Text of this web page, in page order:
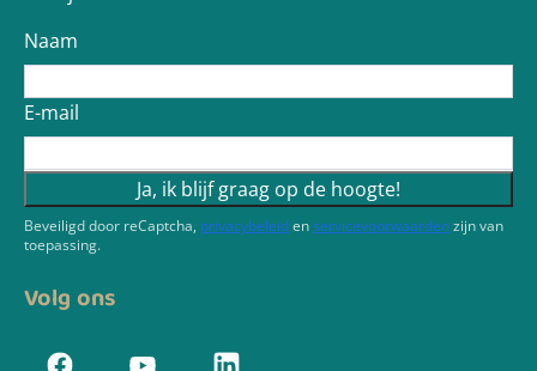
Naam
E-mail
Ja, ik blijf graag op de hoogte!
Beveiligd door reCaptcha, privacybeleidenservicevoorwaardenzijn van
toepassing.
Volg ons